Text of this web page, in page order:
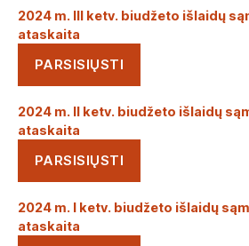
2024 m. III ketv. biudžeto išlaidų
ataskaita
PARSISIŲSTI
2024 m. II ketv. biudžeto išlaidų
ataskaita
PARSISIŲSTI
2024 m. I ketv. biudžeto išlaidų
ataskaita